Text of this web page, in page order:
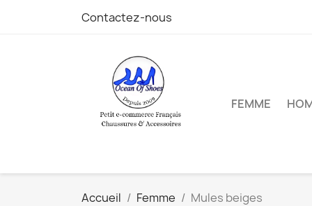
Contactez-nous
FEMME
Accueil Femme Mules beiges